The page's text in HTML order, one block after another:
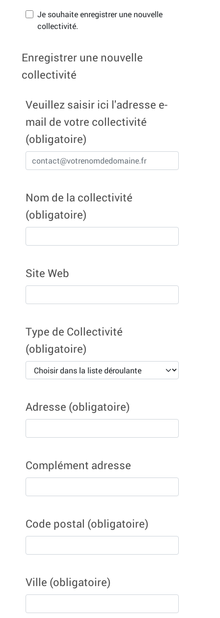
Je souhaite enregistrer une nouvelle
collectivité.
Enregistrer une nouvelle
collectivité
Veuillez saisir ici l'adresse e-
mail de votre collectivité
(obligatoire)
Nom de la collectivité
(obligatoire)
Site Web
Type de Collectivité
(obligatoire)
Adresse (obligatoire)
Complément adresse
Code postal (obligatoire)
Ville (obligatoire)